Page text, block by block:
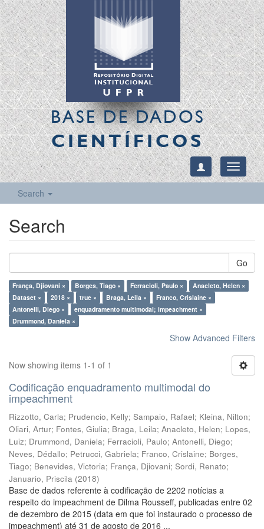
BASE DE DADOS
CIENTÍFICOS
Toggle
Search
Search
Go
França, Djiovani × Borges, Tiago × Ferracioli, Paulo ×
Anacleto, Helen ×
Dataset ×
2018 × true × Braga, Leila ×
Franco, Crislaine ×
Antonelli, Diego ×
enquadramento multimodal; impeachment ×
Drummond, Daniela ×
Show Advanced Filters
Now showing items 1-1 of 1
Codificação enquadramento multimodal do
impeachment
Rizzotto, Carla; Prudencio, Kelly; Sampaio, Rafael; Kleina, Nilton;
Oliari, Artur; Fontes, Giulia; Braga, Leila; Anacleto, Helen; Lopes,
Luiz; Drummond, Daniela; Ferracioli, Paulo; Antonelli, Diego;
Neves, Dédallo; Petrucci, Gabriela; Franco, Crislaine; Borges,
Tiago; Benevides, Victoria; França, Djiovani; Sordi, Renato;
Januario, Priscila (2018)
Base de dados referente à codificação de 2202 notícias a
respeito do impeachment de Dilma Rousseff, publicadas entre 02
de dezembro de 2015 (data em que foi instaurado o processo de
impeachment) até 31 de agosto de 2016 ...